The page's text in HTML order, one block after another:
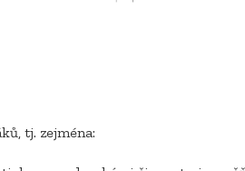
tj. zejména: